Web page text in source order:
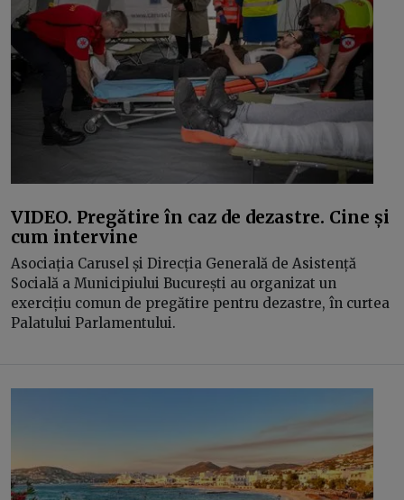
VIDEO. Pregătire în caz de dezastre. Cine și
cum intervine
Asociația Carusel și Direcția Generală de Asistență
Socială a Municipiului București au organizat un
exercițiu comun de pregătire pentru dezastre, în curtea
Palatului Parlamentului.